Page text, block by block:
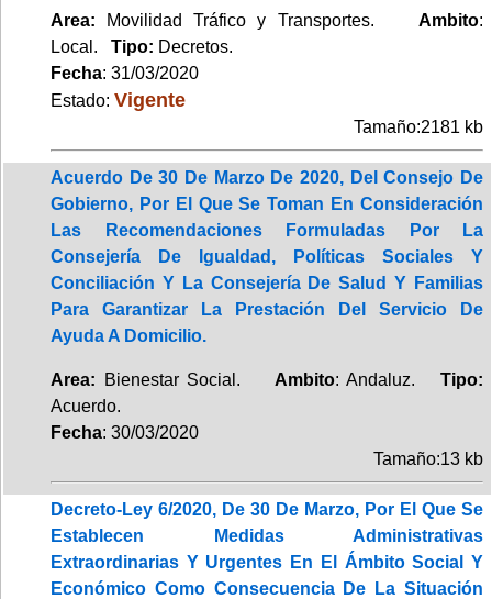
Area: Movilidad Tráfico y Transportes. Ambito:
Local. Tipo: Decretos.
Fecha: 31/03/2020
Estado: Vigente
Tamaño:2181 kb
Acuerdo De 30 De Marzo De 2020, Del Consejo De
Gobierno, Por El Que Se Toman En Consideración
Las Recomendaciones Formuladas Por La
Consejería De Igualdad, Políticas Sociales Y
Conciliación Y La Consejería De Salud Y Familias
Para Garantizar La Prestación Del Servicio De
Ayuda A Domicilio.
Area: Bienestar Social. Ambito: Andaluz.Tipo:
Acuerdo.
Fecha: 30/03/2020
Tamaño:13 kb
Decreto-Ley 6/2020, De 30 De Marzo, Por El Que Se
Establecen Medidas Administrativas
Extraordinarias Y Urgentes En El Ámbito Social Y
Económico Como Consecuencia De La Situación